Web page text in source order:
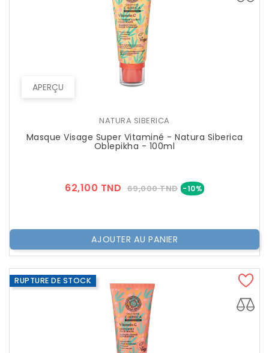
APERÇU
NATURA SIBERICA
Masque Visage Super Vitaminé - Natura Siberica
Oblepikha - 100ml
62,100 TND Prix
69,000 TND -10%Prix
AJOUTER AU PANIER
RUPTURE DE STOCK